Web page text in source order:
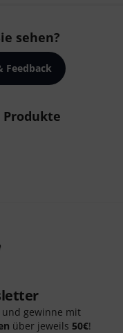
sehen?
Feedback
gewinne mit
über jeweils 50€!